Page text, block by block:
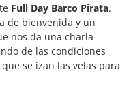
Full Day Barco Pirata.
de bienvenida y un
nos da una charla
de las condiciones
se izan las velas para